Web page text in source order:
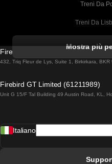
Treni Da
Treni Da
Treni Da
Treni Da
Mostra più
Firebird GT Limited (OC 1451)
432, Triq Fleur de Lys, Suite 1, Birkirkara, BKR
Firebird GT Limited (61211989)
Unit G 15/F Tal Building 49 Austin Road, KL,
Italiano